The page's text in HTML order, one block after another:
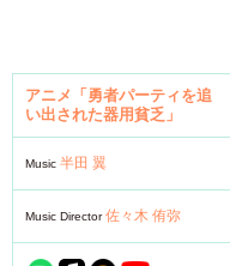
アニメ「勇者パーティを追
い出された器用貧乏」
Music 半田 翼
Music Director佐々木 侑弥